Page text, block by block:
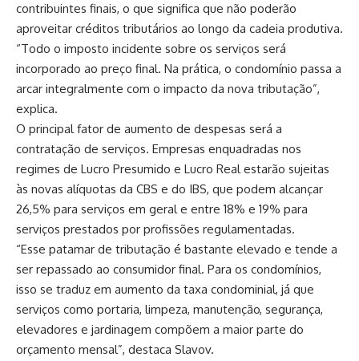
contribuintes finais, o que significa que não poderão
aproveitar créditos tributários ao longo da cadeia produtiva.
“Todo o imposto incidente sobre os serviços será
incorporado ao preço final. Na prática, o condomínio passa a
arcar integralmente com o impacto da nova tributação”,
explica.
O principal fator de aumento de despesas será a
contratação de serviços. Empresas enquadradas nos
regimes de Lucro Presumido e Lucro Real estarão sujeitas
às novas alíquotas da CBS e do IBS, que podem alcançar
26,5% para serviços em geral e entre 18% e 19% para
serviços prestados por profissões regulamentadas.
“Esse patamar de tributação é bastante elevado e tende a
ser repassado ao consumidor final. Para os condomínios,
isso se traduz em aumento da taxa condominial, já que
serviços como portaria, limpeza, manutenção, segurança,
elevadores e jardinagem compõem a maior parte do
orçamento mensal”, destaca Slavov.